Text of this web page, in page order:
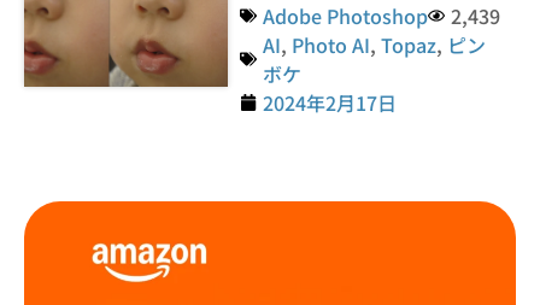
Adobe Photoshop
2,439
AI, Photo AI,Topaz, ピン
ボケ
2024年2月17日